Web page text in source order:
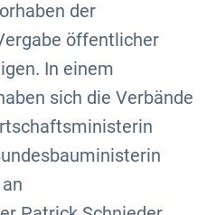
der
öffentlicher
In einem
sich die Verbände